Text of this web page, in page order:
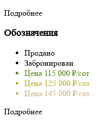
Подробнее
Обозначения
Продано
Забронирован
Цена 115 000 ₽/сот
Цена 125 000 ₽/сот
Цена 145 000 ₽/сот
Подробнее